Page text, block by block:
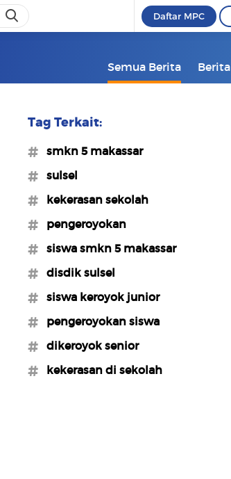
Daftar MPC
Semua Berita Berita
Tag Terkait:
#smkn 5 makassar
#sulsel
#kekerasan sekolah
#pengeroyokan
#siswa smkn 5 makassar
#disdik sulsel
#siswa keroyok junior
#pengeroyokan siswa
#dikeroyok senior
#kekerasan di sekolah